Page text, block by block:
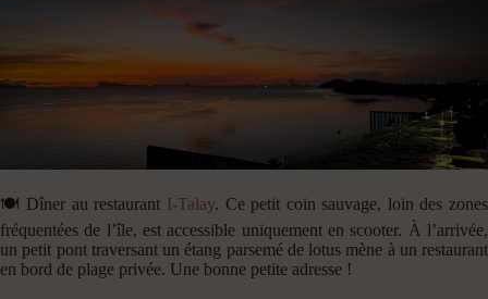
🍽️ Dîner au restaurant I-Talay. Ce petit coin sauvage, loin des zones
fréquentées de l’île, est accessible uniquement en scooter. À l’arrivée,
un petit pont traversant un étang parsemé de lotus mène à un restaurant
en bord de plage privée. Une bonne petite adresse !